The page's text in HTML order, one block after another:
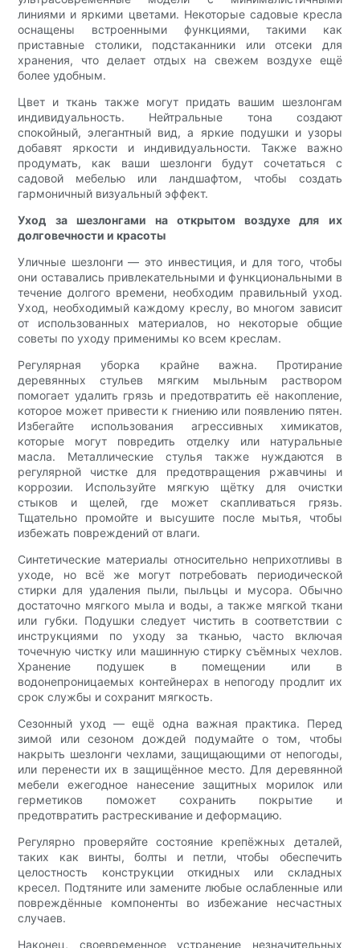
линиями и яркими цветами. Некоторые садовые кресла
оснащены встроенными функциями, такими как
приставные столики, подстаканники или отсеки для
хранения, что делает отдых на свежем воздухе ещё
более удобным.
Цвет и ткань также могут придать вашим шезлонгам
индивидуальность. Нейтральные тона создают
спокойный, элегантный вид, а яркие подушки и узоры
добавят яркости и индивидуальности. Также важно
продумать, как ваши шезлонги будут сочетаться с
садовой мебелью или ландшафтом, чтобы создать
гармоничный визуальный эффект.
Уход за шезлонгами на открытом воздухе для их
долговечности и красоты
Уличные шезлонги — это инвестиция, и для того, чтобы
они оставались привлекательными и функциональными в
течение долгого времени, необходим правильный уход.
Уход, необходимый каждому креслу, во многом зависит
от использованных материалов, но некоторые общие
советы по уходу применимы ко всем креслам.
Регулярная уборка крайне важна. Протирание
деревянных стульев мягким мыльным раствором
помогает удалить грязь и предотвратить её накопление,
которое может привести к гниению или появлению пятен.
Избегайте использования агрессивных химикатов,
которые могут повредить отделку или натуральные
масла. Металлические стулья также нуждаются в
регулярной чистке для предотвращения ржавчины и
коррозии. Используйте мягкую щётку для очистки
стыков и щелей, где может скапливаться грязь.
Тщательно промойте и высушите после мытья, чтобы
избежать повреждений от влаги.
Синтетические материалы относительно неприхотливы в
уходе, но всё же могут потребовать периодической
стирки для удаления пыли, пыльцы и мусора. Обычно
достаточно мягкого мыла и воды, а также мягкой ткани
или губки. Подушки следует чистить в соответствии с
инструкциями по уходу за тканью, часто включая
точечную чистку или машинную стирку съёмных чехлов.
Хранение подушек в помещении или в
водонепроницаемых контейнерах в непогоду продлит их
срок службы и сохранит мягкость.
Сезонный уход — ещё одна важная практика. Перед
зимой или сезоном дождей подумайте о том, чтобы
накрыть шезлонги чехлами, защищающими от непогоды,
или перенести их в защищённое место. Для деревянной
мебели ежегодное нанесение защитных морилок или
герметиков поможет сохранить покрытие и
предотвратить растрескивание и деформацию.
Регулярно проверяйте состояние крепёжных деталей,
таких как винты, болты и петли, чтобы обеспечить
целостность конструкции откидных или складных
кресел. Подтяните или замените любые ослабленные или
повреждённые компоненты во избежание несчастных
случаев.
Наконец, своевременное устранение незначительных